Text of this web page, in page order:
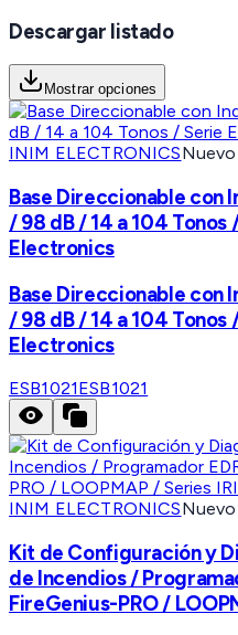
Descargar listado
Mostrar opciones
INIM ELECTRONICSNuevo
Base Direccionable
/ 98 dB / 14 a 104 Tonos
Electronics
Base Direccionable
/ 98 dB / 14 a 104 Tonos
Electronics
ESB1021ESB1021
INIM ELECTRONICSNuevo
Kit de Configuración y
de Incendios /
FireGenius-PRO /